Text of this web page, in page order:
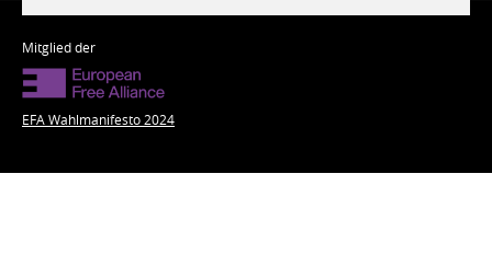
Mitglied der
EFA Wahlmanifesto 2024